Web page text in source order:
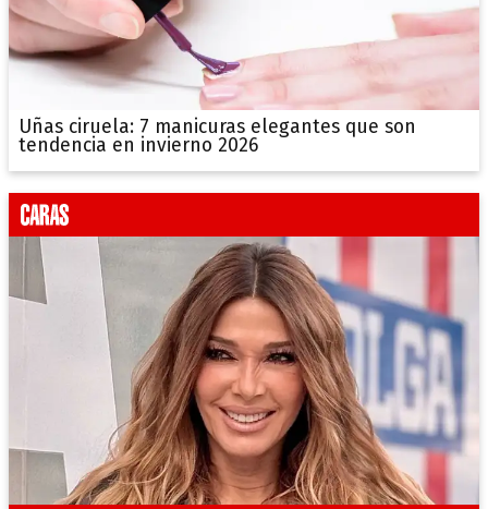
Uñas ciruela: 7 manicuras elegantes que son
tendencia en invierno 2026